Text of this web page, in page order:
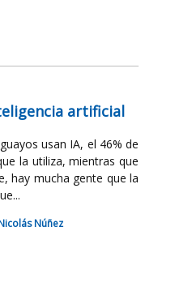
artificial
usan IA, el 46% de
la utiliza, mientras que
hay mucha gente que la
Núñez